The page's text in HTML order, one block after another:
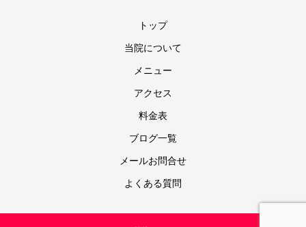
トップ
当院について
メニュー
アクセス
料金表
ブログ一覧
メールお問合せ
よくある質問